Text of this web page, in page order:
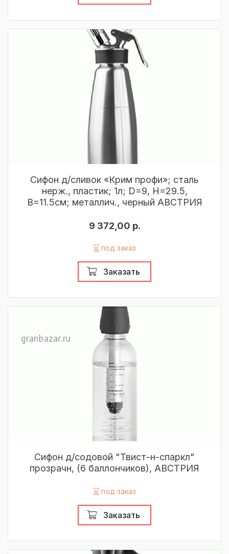
Сифон д/сливок «Крим профи»; сталь
нерж., пластик; 1л; D=9, H=29.5,
B=11.5см; металлич., черный АВСТРИЯ
9 372,00 р.
под заказ
Заказать
Сифон д/содовой "Твист-н-спаркл"
прозрачн, (6 баллончиков), АВСТРИЯ
под заказ
Заказать